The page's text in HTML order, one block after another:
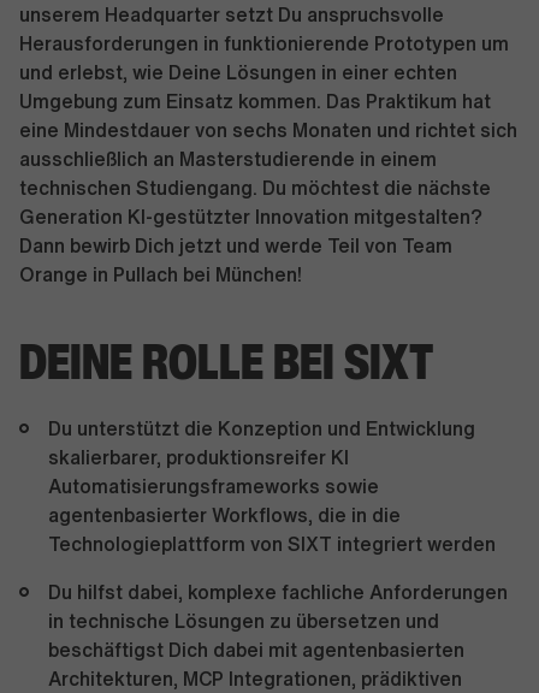
unserem Headquarter setzt Du anspruchsvolle
Herausforderungen in funktionierende Prototypen um
und erlebst, wie Deine Lösungen in einer echten
Umgebung zum Einsatz kommen. Das Praktikum hat
eine Mindestdauer von sechs Monaten und richtet sich
ausschließlich an Masterstudierende in einem
technischen Studiengang. Du möchtest die nächste
Generation KI-gestützter Innovation mitgestalten?
Dann bewirb Dich jetzt und werde Teil von Team
Orange in Pullach bei München!
DEINE ROLLE BEI SIXT
Du unterstützt die Konzeption und Entwicklung
skalierbarer, produktionsreifer KI
Automatisierungsframeworks sowie
agentenbasierter Workflows, die in die
Technologieplattform von SIXT integriert werden
Du hilfst dabei, komplexe fachliche Anforderungen
in technische Lösungen zu übersetzen und
beschäftigst Dich dabei mit agentenbasierten
Architekturen, MCP Integrationen, prädiktiven